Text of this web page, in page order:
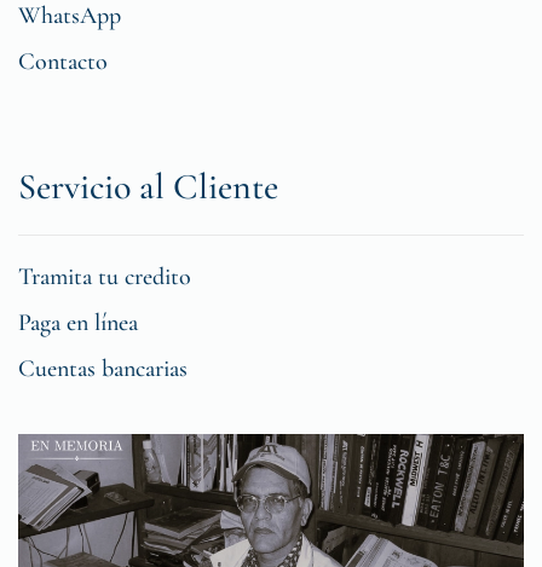
WhatsApp
Contacto
Servicio al Cliente
Tramita tu credito
Paga en línea
Cuentas bancarias